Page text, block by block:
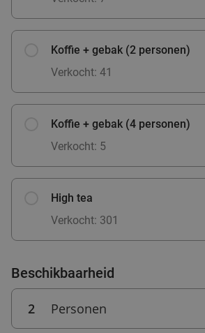
Rondvaart (75 min) +
op De Pannenkoekenboot
3-gangendiner van de chef +
Ma
Euromast
Rotterdam
Verkocht: 188
Koffie + gebak (2 personen)
Verkocht: 41
Koffie + gebak (4 personen)
Verkocht: 5
High tea
Verkocht: 301
Beschikbaarheid
2 Personen